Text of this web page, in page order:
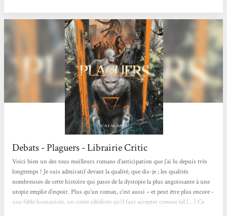
Debats - Plaguers - Librairie Critic
Voici bien un des tous meilleurs romans d’anticipation que j’ai lu depuis très
longtemps ! Je suis admiratif devant la qualité, que dis-je ; les qualités
nombreuses de cette histoire qui passe de la dystopie la plus angoissante à une
utopie emplie d’espoir. Plus qu’un roman, c’est aussi – et peut être plus encore -
une fable humaniste, un conte idéaliste qu’il faut accepter comme tel.[...] Ce